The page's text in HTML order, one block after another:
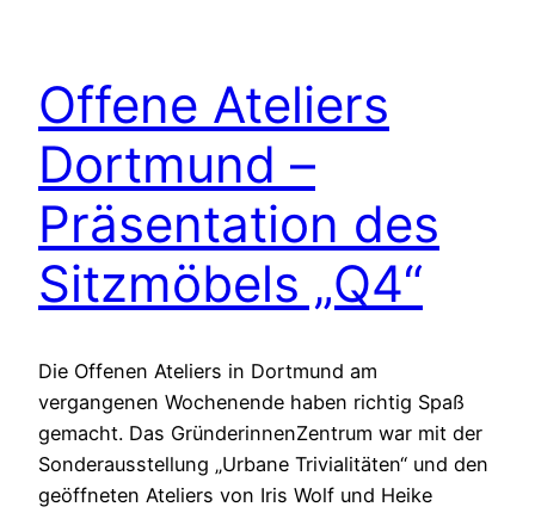
Offene Ateliers
Dortmund –
Präsentation des
Sitzmöbels „Q4“
Die Offenen Ateliers in Dortmund am
vergangenen Wochenende haben richtig Spaß
gemacht. Das GründerinnenZentrum war mit der
Sonderausstellung „Urbane Trivialitäten“ und den
geöffneten Ateliers von Iris Wolf und Heike